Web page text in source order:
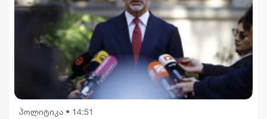
პოლიტიკა • 14:51